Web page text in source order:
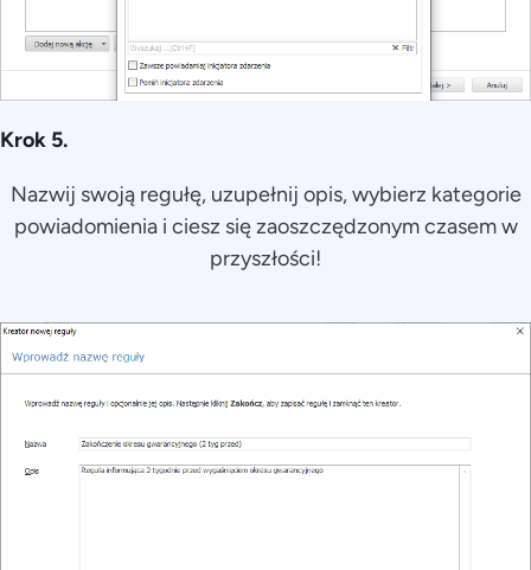
Krok 5.
Nazwij swoją regułę, uzupełnij opis, wybierz kategorie
powiadomienia i ciesz się zaoszczędzonym czasem w
przyszłości!